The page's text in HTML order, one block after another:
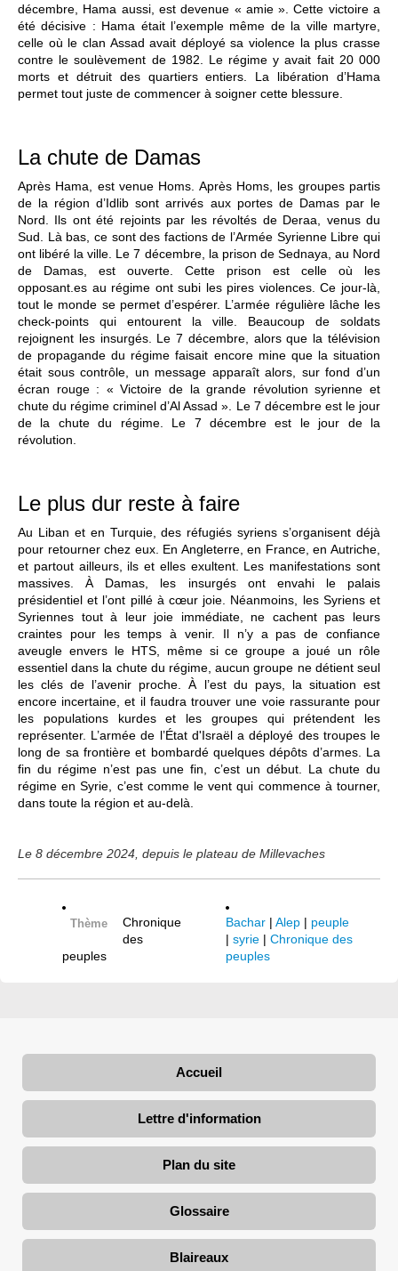
décembre, Hama aussi, est devenue « amie ». Cette victoire a
été décisive : Hama était l’exemple même de la ville martyre,
celle où le clan Assad avait déployé sa violence la plus crasse
contre le soulèvement de 1982. Le régime y avait fait 20 000
morts et détruit des quartiers entiers. La libération d’Hama
permet tout juste de commencer à soigner cette blessure.
La chute de Damas
Après Hama, est venue Homs. Après Homs, les groupes partis
de la région d’Idlib sont arrivés aux portes de Damas par le
Nord. Ils ont été rejoints par les révoltés de Deraa, venus du
Sud. Là bas, ce sont des factions de l’Armée Syrienne Libre qui
ont libéré la ville. Le 7 décembre, la prison de Sednaya, au Nord
de Damas, est ouverte. Cette prison est celle où les
opposant.es au régime ont subi les pires violences. Ce jour-là,
tout le monde se permet d’espérer. L’armée régulière lâche les
check-points qui entourent la ville. Beaucoup de soldats
rejoignent les insurgés. Le 7 décembre, alors que la télévision
de propagande du régime faisait encore mine que la situation
était sous contrôle, un message apparaît alors, sur fond d’un
écran rouge : « Victoire de la grande révolution syrienne et
chute du régime criminel d’Al Assad ». Le 7 décembre est le jour
de la chute du régime. Le 7 décembre est le jour de la
révolution.
Le plus dur reste à faire
Au Liban et en Turquie, des réfugiés syriens s’organisent déjà
pour retourner chez eux. En Angleterre, en France, en Autriche,
et partout ailleurs, ils et elles exultent. Les manifestations sont
massives. À Damas, les insurgés ont envahi le palais
présidentiel et l’ont pillé à cœur joie. Néanmoins, les Syriens et
Syriennes tout à leur joie immédiate, ne cachent pas leurs
craintes pour les temps à venir. Il n’y a pas de confiance
aveugle envers le HTS, même si ce groupe a joué un rôle
essentiel dans la chute du régime, aucun groupe ne détient seul
les clés de l’avenir proche. À l’est du pays, la situation est
encore incertaine, et il faudra trouver une voie rassurante pour
les populations kurdes et les groupes qui prétendent les
représenter. L’armée de l’État d'Israël a déployé des troupes le
long de sa frontière et bombardé quelques dépôts d’armes. La
fin du régime n’est pas une fin, c’est un début. La chute du
régime en Syrie, c’est comme le vent qui commence à tourner,
dans toute la région et au-delà.
Le 8 décembre 2024, depuis le plateau de Millevaches
Thème
Chronique
des
peuples
Bachar | Alep | peuple
| syrie | Chronique des
peuples
Accueil
Lettre d'information
Plan du site
Glossaire
Blaireaux